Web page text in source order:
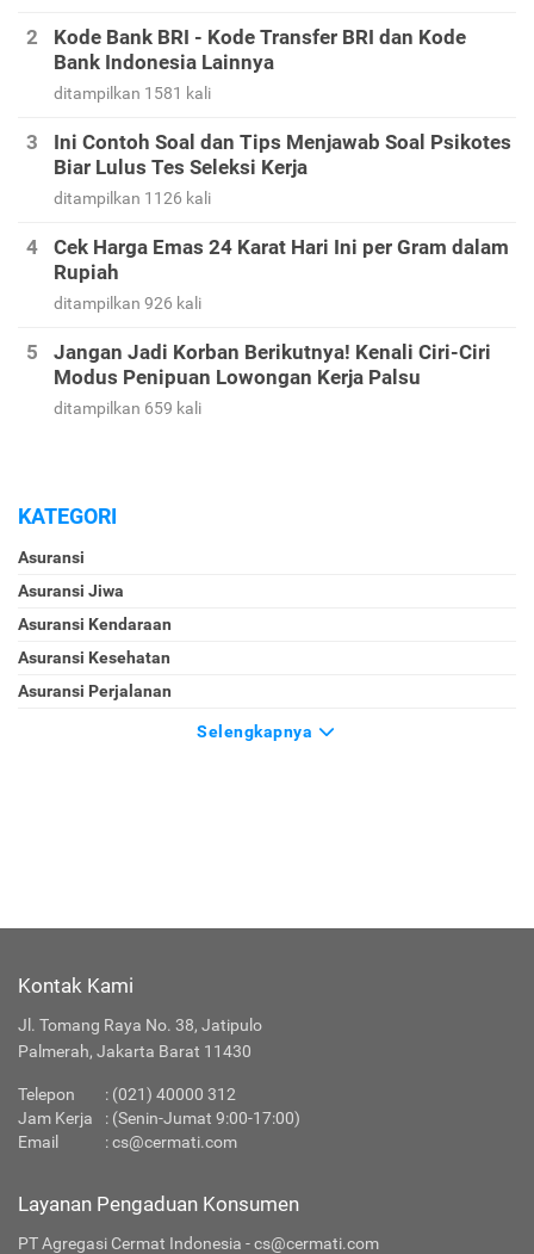
Kode Bank BRI - Kode Transfer BRI dan Kode
Bank Indonesia Lainnya
ditampilkan 1581 kali
Ini Contoh Soal dan Tips Menjawab Soal Psikotes
Biar Lulus Tes Seleksi Kerja
ditampilkan 1126 kali
Cek Harga Emas 24 Karat Hari Ini per Gram dalam
Rupiah
ditampilkan 926 kali
Jangan Jadi Korban Berikutnya! Kenali Ciri-Ciri
Modus Penipuan Lowongan Kerja Palsu
ditampilkan 659 kali
KATEGORI
Asuransi
Asuransi Jiwa
Asuransi Kendaraan
Asuransi Kesehatan
Asuransi Perjalanan
Selengkapnya
Kontak Kami
Jl. Tomang Raya No. 38, Jatipulo
Palmerah, Jakarta Barat 11430
Telepon : (021) 40000 312
Jam Kerja
: (Senin-Jumat 9:00-17:00)
Email
:cs@cermati.com
Layanan Pengaduan Konsumen
PT Agregasi Cermat Indonesia - cs@cermati.com